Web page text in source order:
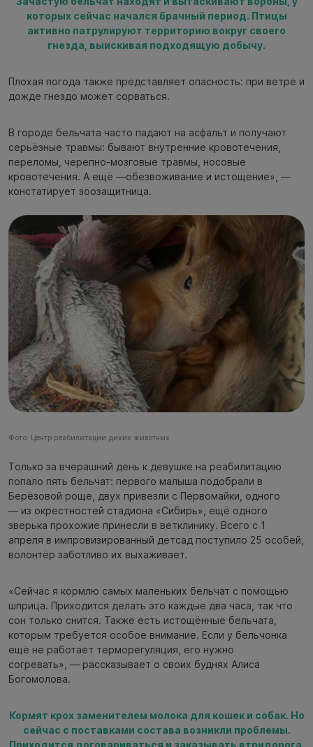
которых сейчас начался брачный период. Птицы
активно патрулируют территорию вокруг своего
гнезда, выискивая подходящую добычу.
Плохая погода также представляет опасность: при ветре и
дожде гнездо может сорваться.
В городе бельчата часто падают на асфальт и получают
серьёзные травмы: бывают внутренние кровотечения,
переломы, черепно-мозговые травмы, носовые
кровотечения. А ещё —обезвоживание и истощение», —
констатирует зоозащитница.
Фото: Центр реабилитации диких животных
Только за вчерашний день к девушке на реабилитацию
попало пять бельчат: первого малыша подобрали в
Берёзовой роще, двух привезли с Первомайки, одного
— из окрестностей стадиона «Сибирь», ещё одного
зверька прохожие принесли в ветклинику. Всего с 1
апреля в импровизированный детсад поступило 25 особей,
волонтёр заботливо их выхаживает.
«Сейчас я кормлю самых маленьких бельчат с помощью
шприца. Приходится делать это каждые два часа, так что
сон только снится. Также есть истощённые бельчата,
которым требуется особое внимание. Если у бельчонка
ещё не работает терморегуляция, его нужно
согревать», — рассказывает о своих буднях Алиса
Богомолова.
Кормят крох заменителем молока для кошек и собак. Но
сейчас с поставками состава возникли проблемы.
Приходится договариваться и заказывать втридорога.